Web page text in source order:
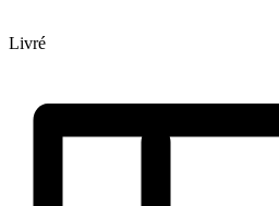
Livré